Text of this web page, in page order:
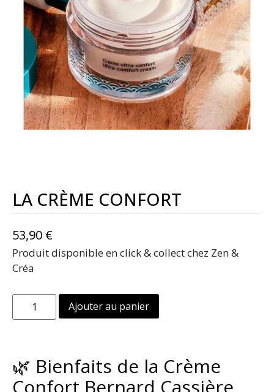
LA CRÈME CONFORT
53,90 €
Produit disponible en click & collect chez Zen &
Créa
Ajouter au panier
🌿 Bienfaits de la Crème